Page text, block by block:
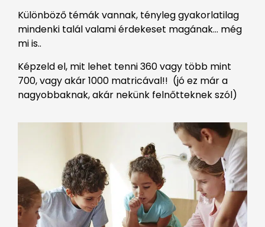
Különböző témák vannak, tényleg gyakorlatilag
mindenki talál valami érdekeset magának… még
mi is..
Képzeld el, mit lehet tenni 360 vagy több mint
700, vagy akár 1000 matricával!! (jó ez már a
nagyobbaknak, akár nekünk felnőtteknek szól)